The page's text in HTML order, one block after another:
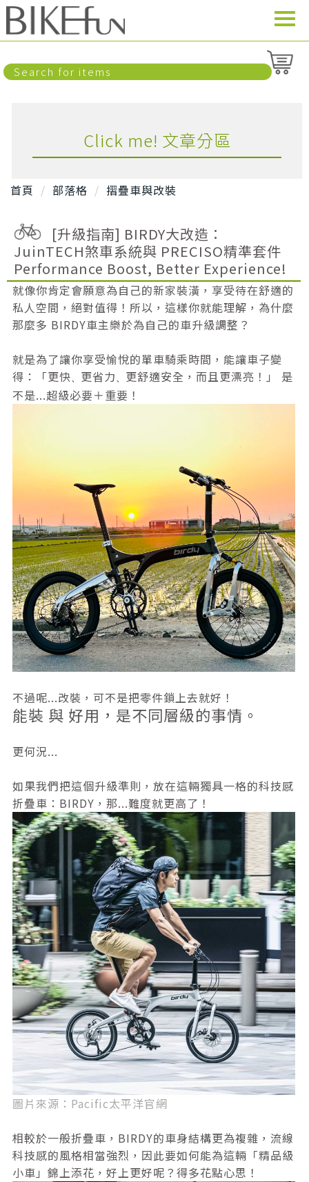
Click me! 文章分區
首頁 部落格 摺疊車與改裝
[升級指南] BIRDY大改造：
JuinTECH煞車系統與 PRECISO精準套件
Performance Boost, Better Experience!
就像你肯定會願意為自己的新家裝潢，享受待在舒適的
私人空間，絕對值得！所以，這樣你就能理解，為什麼
那麼多 BIRDY車主樂於為自己的車升級調整？
就是為了讓你享受愉悅的單車騎乘時間，能讓車子變
得：「更快
更省力
更舒適安全，而且更漂亮！」 是
不是...超級必要＋重要！
不過呢...改裝，可不是把零件鎖上去就好！
能裝 與 好用，是不同層級的事情。
更何況...
如果我們把這個升級準則，放在這輛獨具一格的科技感
折疊車：BIRDY，那...難度就更高了！
圖片來源：Pacific太平洋官網
相較於一般折疊車，BIRDY的車身結構更為複雜，流線
科技感的風格相當強烈，因此要如何能為這輛「精品級
小車」錦上添花，好上更好呢？得多花點心思！